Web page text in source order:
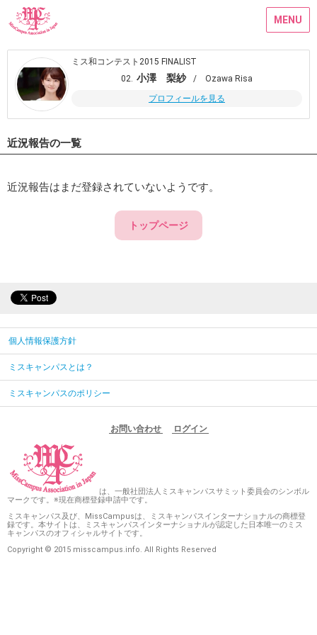
MENU
ミス和コンテスト2015 FINALIST
02. 小澤 梨紗
/ Ozawa Risa
プロフィールを見る
近況報告の一覧
近況報告はまだ登録されていないようです。
トップページ
個人情報保護方針
ミスキャンパスとは？
ミスキャンパスのポリシー
お問い合わせ ログイン
は、一般社団法人ミスキャンパスサミット委員会のシンボル
マークです。※現在商標登録申請中です。
ミスキャンパス及び、MissCampusは、ミスキャンパスインターナショナルの商標登
録です。本サイトは、ミスキャンパスインターナショナルが認定した日本唯一のミス
キャンパスのオフィシャルサイトです。
Copyright © 2015 misscampus.info. All Rights Reserved